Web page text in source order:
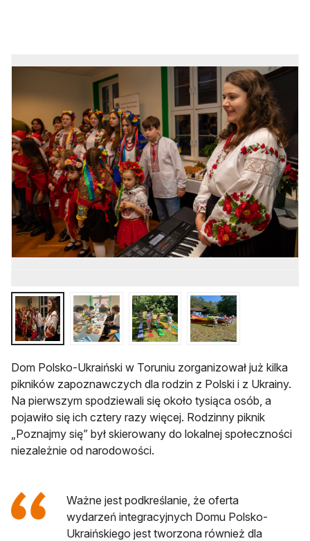
Dom Polsko-Ukraiński w Toruniu zorganizował już kilka
pikników zapoznawczych dla rodzin z Polski i z Ukrainy.
Na pierwszym spodziewali się około tysiąca osób, a
pojawiło się ich cztery razy więcej. Rodzinny piknik
„Poznajmy się” był skierowany do lokalnej społeczności
niezależnie od narodowości.
Ważne jest podkreślanie, że oferta
wydarzeń integracyjnych Domu Polsko-
Ukraińskiego jest tworzona również dla